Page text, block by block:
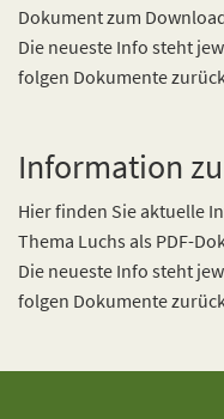
Dokument zum
Die neueste Info steht
folgen Dokumente
Information
Hier finden Sie aktuelle
Thema Luchs als PDF-
Die neueste Info steht
folgen Dokumente